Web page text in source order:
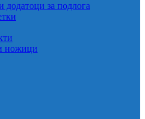
за подлога
ножици